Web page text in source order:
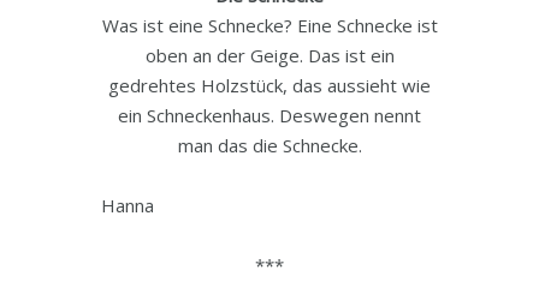
Was ist eine Schnecke? Eine Schnecke ist
oben an der Geige. Das ist ein
gedrehtes Holzstück, das aussieht wie
ein Schneckenhaus. Deswegen nennt
man das die Schnecke.
Hanna
***